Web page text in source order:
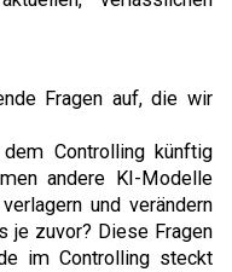
Fragen auf, die wir
Controlling künftig
andere KI-Modelle
und verändern
je zuvor? Diese Fragen
im Controlling steckt